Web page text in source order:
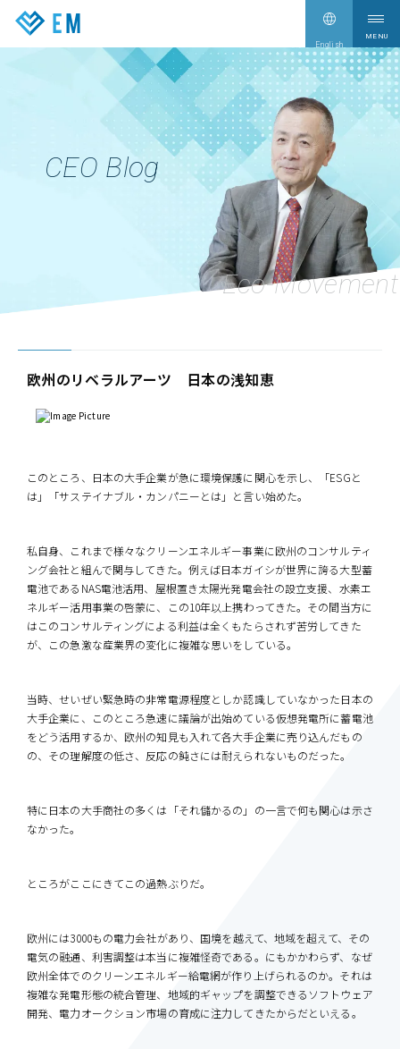
English
Our Services
CEO Blog
News
Recruit
CEO Blog
欧州のリベラルアーツ 日本の浅知恵
このところ、日本の大手企業が急に環境保護に関心を示し、「ESGと
は」「サステイナブル・カンパニーとは」と言い始めた。
私自身、これまで様々なクリーンエネルギー事業に欧州のコンサルティ
ング会社と組んで関与してきた。例えば日本ガイシが世界に誇る大型蓄
電池であるNAS電池活用、屋根置き太陽光発電会社の設立支援、水素エ
ネルギー活用事業の啓蒙に、この10年以上携わってきた。その間当方に
はこのコンサルティングによる利益は全くもたらされず苦労してきた
が、この急激な産業界の変化に複雑な思いをしている。
当時、せいぜい緊急時の非常電源程度としか認識していなかった日本の
大手企業に、このところ急速に議論が出始めている仮想発電所に蓄電池
をどう活用するか、欧州の知見も入れて各大手企業に売り込んだもの
の、その理解度の低さ、反応の鈍さには耐えられないものだった。
特に日本の大手商社の多くは「それ儲かるの」の一言で何も関心は示さ
なかった。
ところがここにきてこの過熱ぶりだ。
欧州には3000もの電力会社があり、国境を越えて、地域を超えて、その
電気の融通、利害調整は本当に複雑怪奇である。にもかかわらず、なぜ
欧州全体でのクリーンエネルギー給電網が作り上げられるのか。それは
複雑な発電形態の統合管理、地域的ギャップを調整できるソフトウェア
開発、電力オークション市場の育成に注力してきたからだといえる。